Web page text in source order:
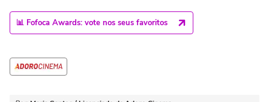
📊 Fofoca Awards: vote nos seus favoritos